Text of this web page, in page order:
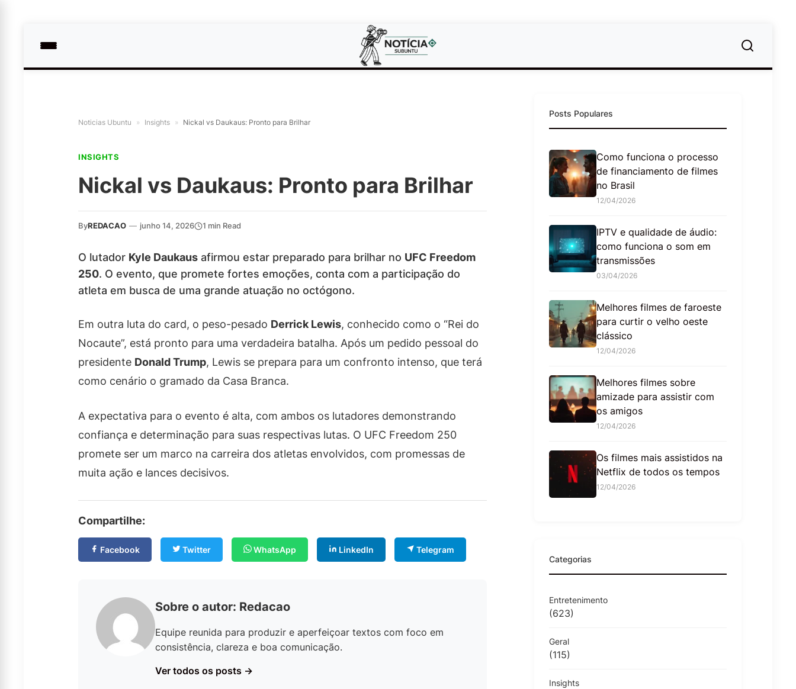
Noticias Ubuntu » Insights » Nickal vs Daukaus: Pronto para Brilhar
INSIGHTS
Nickal vs Daukaus: Pronto para Brilhar
ByREDACAO — junho 14, 2026 1 min Read
O lutador Kyle Daukaus afirmou estar preparado para brilhar no UFC Freedom
250. O evento, que promete fortes emoções, conta com a participação do
atleta em busca de uma grande atuação no octógono.
Em outra luta do card, o peso-pesado Derrick Lewis, conhecido como o “Rei do
Nocaute”, está pronto para uma verdadeira batalha. Após um pedido pessoal do
presidente Donald Trump, Lewis se prepara para um confronto intenso, que terá
como cenário o gramado da Casa Branca.
A expectativa para o evento é alta, com ambos os lutadores demonstrando
confiança e determinação para suas respectivas lutas. O UFC Freedom 250
promete ser um marco na carreira dos atletas envolvidos, com promessas de
muita ação e lances decisivos.
Compartilhe:
Facebook Twitter WhatsApp LinkedIn Telegram
Sobre o autor: Redacao
Equipe reunida para produzir e aperfeiçoar textos com foco em
consistência, clareza e boa comunicação.
Ver todos os posts →
Posts Populares
Como funciona o processo
de financiamento de filmes
no Brasil
12/04/2026
IPTV e qualidade de áudio:
como funciona o som em
transmissões
03/04/2026
Melhores filmes de faroeste
para curtir o velho oeste
clássico
12/04/2026
Melhores filmes sobre
amizade para assistir com
os amigos
12/04/2026
Os filmes mais assistidos na
Netflix de todos os tempos
12/04/2026
Categorias
Entretenimento
(623)
Geral
(115)
Insights